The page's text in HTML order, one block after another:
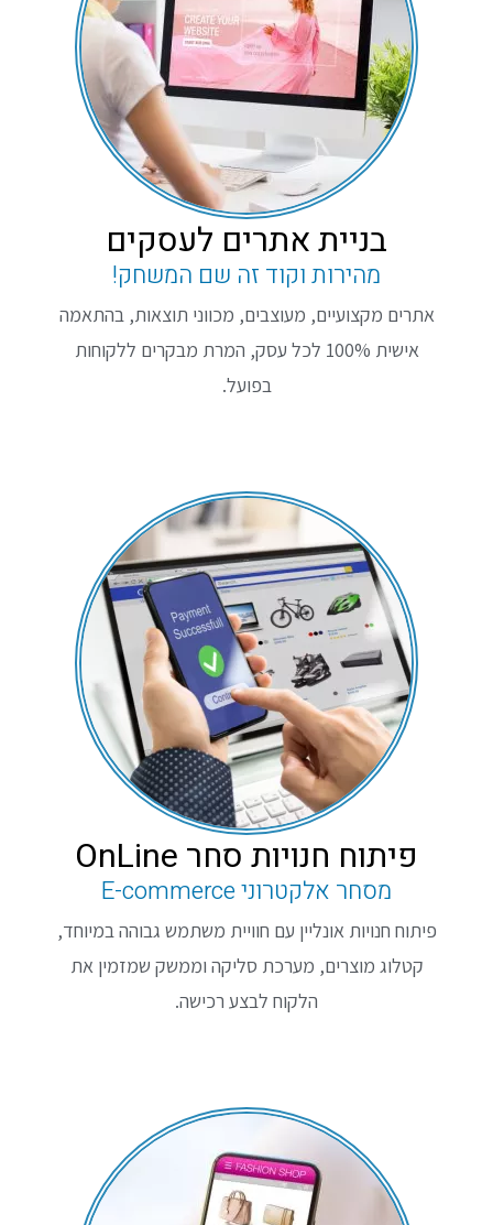
בניית אתרים לעסקים
מהירות וקוד זה שם המשחק!
אתרים מקצועיים, מעוצבים, מכווני תוצאות, בהתאמה
אישית 100% לכל עסק, המרת מבקרים ללקוחות
בפועל.
פיתוח חנויות סחר OnLine
מסחר אלקטרוני E-commerce
פיתוח חנויות אונליין עם חוויית משתמש גבוהה במיוחד,
קטלוג מוצרים, מערכת סליקה וממשק שמזמין את
הלקוח לבצע רכישה.